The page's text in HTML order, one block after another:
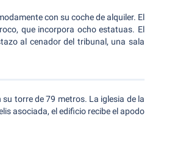
con su coche de alquiler. El
que incorpora ocho estatuas. El
al cenador del tribunal, una sala
torre de 79 metros. La iglesia de la
asociada, el edificio recibe el apodo